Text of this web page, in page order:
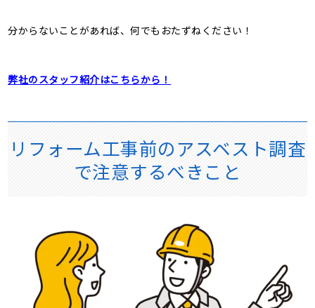
分からないことがあれば、何でもおたずねください！
弊社のスタッフ紹介はこちらから！
リフォーム工事前のアスベスト調査
で注意するべきこと